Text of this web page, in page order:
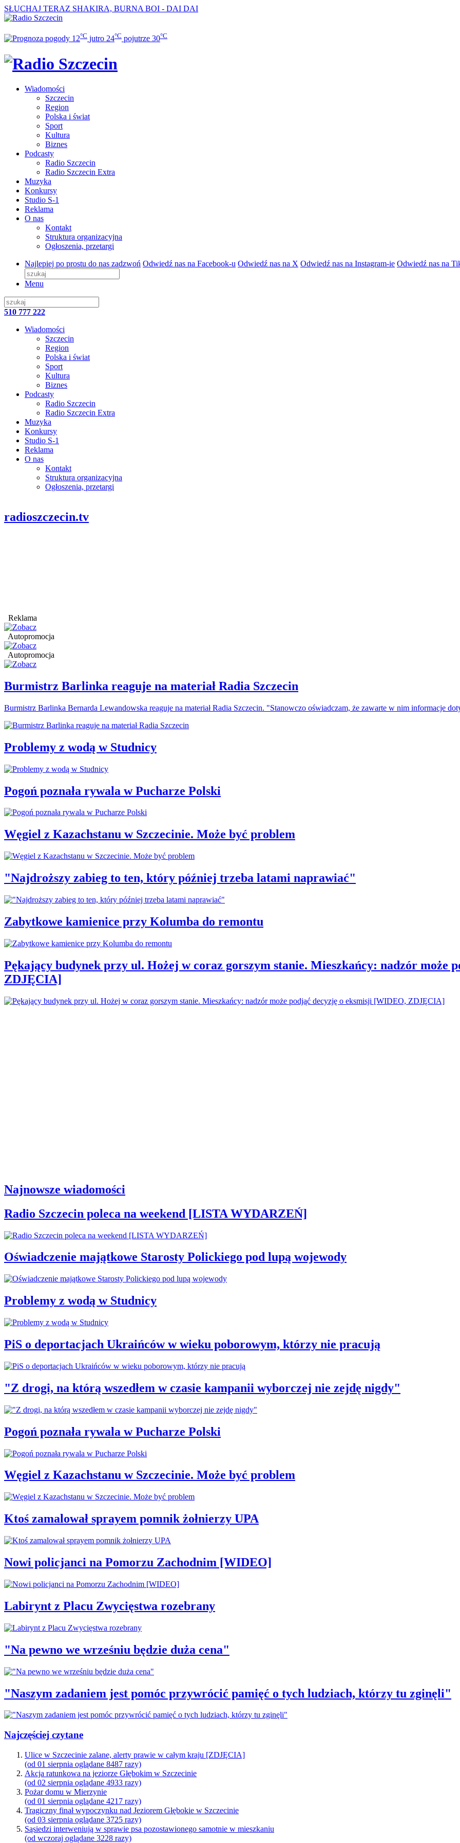
SŁUCHAJ TERAZ SHAKIRA, BURNA BOI - DAI DAI
12°C jutro 24°C pojutrze 30°C
Wiadomości
Szczecin
Region
Polska i świat
Sport
Kultura
Biznes
Podcasty
Radio Szczecin
Radio Szczecin Extra
Muzyka
Konkursy
Studio S-1
Reklama
O nas
Kontakt
Struktura organizacyjna
Ogłoszenia, przetargi
Najlepiej po prostu do nas zadzwoń Odwiedź nas na Facebook-u Odwiedź nas na X Odwiedź nas na Instagram-ie Odwiedź nas na
Menu
510 777 222
Wiadomości
Szczecin
Region
Polska i świat
Sport
Kultura
Biznes
Podcasty
Radio Szczecin
Radio Szczecin Extra
Muzyka
Konkursy
Studio S-1
Reklama
O nas
Kontakt
Struktura organizacyjna
Ogłoszenia, przetargi
radioszczecin.tv
Reklama
Autopromocja
Autopromocja
Burmistrz Barlinka reaguje na materiał Radia Szczecin
Burmistrz Barlinka Bernarda Lewandowska reaguje na materiał Radia Szczecin. "Stanowczo oświadczam, że zawarte w nim informacje
Problemy z wodą w Studnicy
Pogoń poznała rywala w Pucharze Polski
Węgiel z Kazachstanu w Szczecinie. Może być problem
"Najdroższy zabieg to ten, który później trzeba latami naprawiać"
Zabytkowe kamienice przy Kolumba do remontu
Pękający budynek przy ul. Hożej w coraz gorszym stanie. Mieszkańcy: nadzór może
ZDJĘCIA]
Najnowsze wiadomości
Radio Szczecin poleca na weekend [LISTA WYDARZEŃ]
Oświadczenie majątkowe Starosty Polickiego pod lupą wojewody
Problemy z wodą w Studnicy
PiS o deportacjach Ukraińców w wieku poborowym, którzy nie pracują
"Z drogi, na którą wszedłem w czasie kampanii wyborczej nie zejdę nigdy"
Pogoń poznała rywala w Pucharze Polski
Węgiel z Kazachstanu w Szczecinie. Może być problem
Ktoś zamalował sprayem pomnik żołnierzy UPA
Nowi policjanci na Pomorzu Zachodnim [WIDEO]
Labirynt z Placu Zwycięstwa rozebrany
"Na pewno we wrześniu będzie duża cena"
"Naszym zadaniem jest pomóc przywrócić pamięć o tych ludziach, którzy tu zginęli"
Najczęściej czytane
Ulice w Szczecinie zalane, alerty prawie w całym kraju [ZDJĘCIA]
(od 01 sierpnia oglądane 8487 razy)
Akcja ratunkowa na jeziorze Głębokim w Szczecinie
(od 02 sierpnia oglądane 4933 razy)
Pożar domu w Mierzynie
(od 01 sierpnia oglądane 4217 razy)
Tragiczny finał wypoczynku nad Jeziorem Głębokie w Szczecinie
(od 03 sierpnia oglądane 3725 razy)
Sąsiedzi interweniują w sprawie psa pozostawionego samotnie w mieszkaniu
(od wczoraj oglądane 3228 razy)